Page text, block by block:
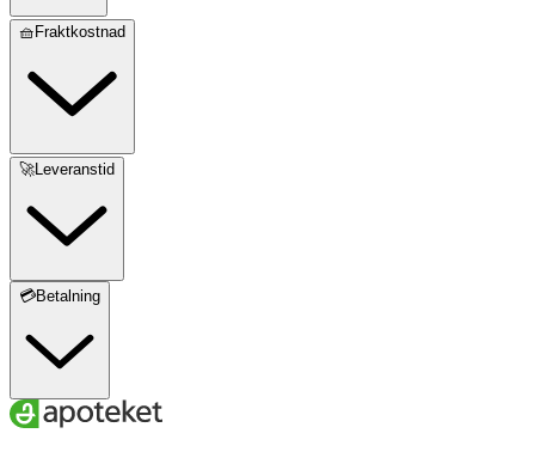
🧺Fraktkostnad
🚀Leveranstid
💳Betalning